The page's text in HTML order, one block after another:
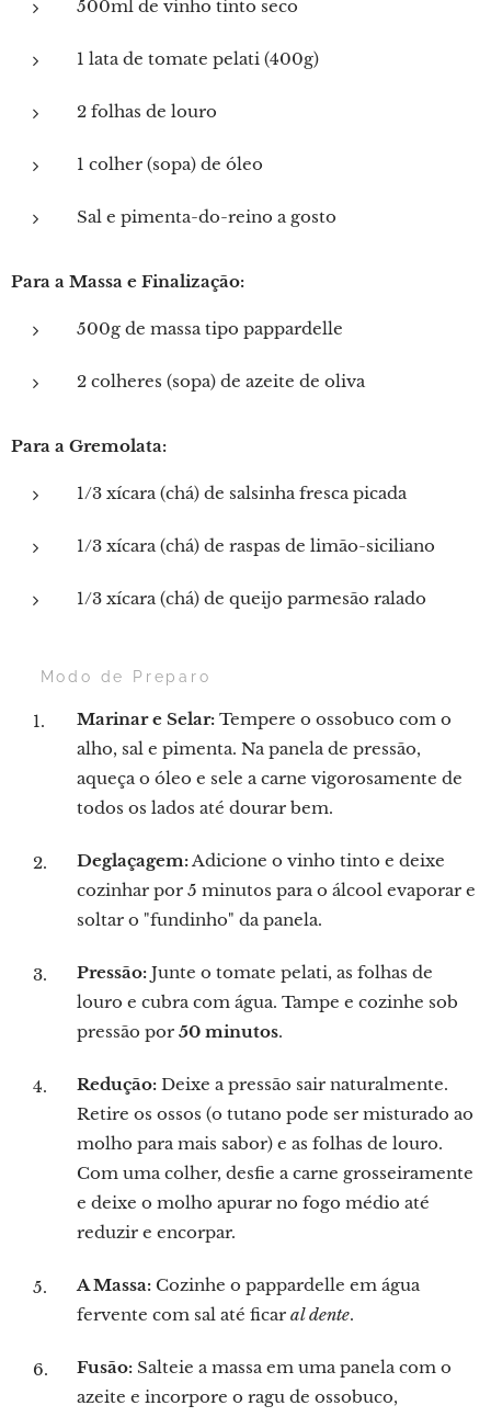
500ml de vinho tinto seco
1 lata de tomate pelati (400g)
2 folhas de louro
1 colher (sopa) de óleo
Sal e pimenta-do-reino a gosto
Para a Massa e Finalização:
500g de massa tipo pappardelle
2 colheres (sopa) de azeite de oliva
Para a Gremolata:
1/3 xícara (chá) de salsinha fresca picada
1/3 xícara (chá) de raspas de limão-siciliano
1/3 xícara (chá) de queijo parmesão ralado
👨‍🍳 Modo de Preparo
Marinar e Selar: Tempere o ossobuco com o
alho, sal e pimenta. Na panela de pressão,
aqueça o óleo e sele a carne vigorosamente de
todos os lados até dourar bem.
Deglaçagem:Adicione o vinho tinto e deixe
cozinhar por 5 minutos para o álcool evaporar e
soltar o "fundinho" da panela.
Pressão: Junte o tomate pelati, as folhas de
louro e cubra com água. Tampe e cozinhe sob
pressão por 50 minutos.
Redução: Deixe a pressão sair naturalmente.
Retire os ossos (o tutano pode ser misturado ao
molho para mais sabor) e as folhas de louro.
Com uma colher, desfie a carne grosseiramente
e deixe o molho apurar no fogo médio até
reduzir e encorpar.
A Massa: Cozinhe o pappardelle em água
fervente com sal até ficar al dente.
Fusão: Salteie a massa em uma panela com o
azeite e incorpore o ragu de ossobuco,